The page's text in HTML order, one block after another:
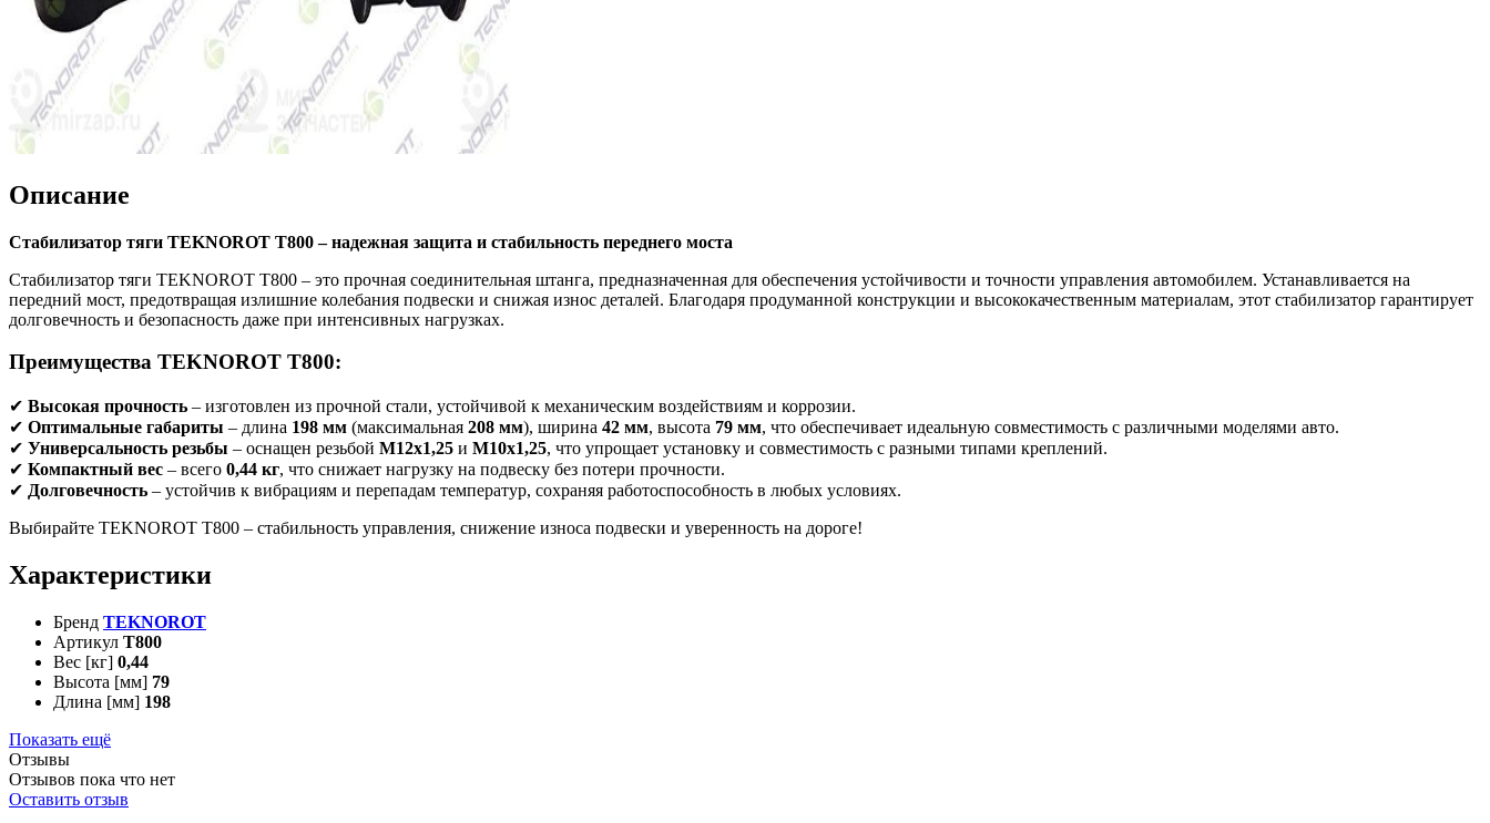
Описание
Стабилизатор тяги TEKNOROT T800 – надежная защита и стабильность переднего моста
Стабилизатор тяги TEKNOROT T800 – это прочная соединительная штанга, предназначенная для обеспечения устойчивости и точности управления автомобилем. Устанавливается на
передний мост, предотвращая излишние колебания подвески и снижая износ деталей. Благодаря продуманной конструкции и высококачественным материалам, этот стабилизатор гарантирует
долговечность и безопасность даже при интенсивных нагрузках.
Преимущества TEKNOROT T800:
✔ Высокая прочность – изготовлен из прочной стали, устойчивой к механическим воздействиям и коррозии.
✔ Оптимальные габариты – длина 198 мм (максимальная 208 мм), ширина 42 мм, высота 79 мм, что обеспечивает идеальную совместимость с различными моделями авто.
✔ Универсальность резьбы – оснащен резьбой M12x1,25 и M10x1,25, что упрощает установку и совместимость с разными типами креплений.
✔ Компактный вес – всего 0,44 кг, что снижает нагрузку на подвеску без потери прочности.
✔ Долговечность – устойчив к вибрациям и перепадам температур, сохраняя работоспособность в любых условиях.
Выбирайте TEKNOROT T800 – стабильность управления, снижение износа подвески и уверенность на дороге!
Характеристики
Бренд TEKNOROT
Артикул T800
Вес [кг] 0,44
Высота [мм] 79
Длина [мм] 198
Показать ещё
Отзывы
Отзывов пока что нет
Оставить отзыв